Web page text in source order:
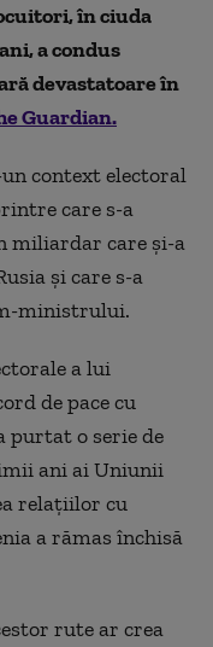
în ciuda
a condus
devastatoare în
Guardian.
context electoral
care s-a
miliardar care și-a
și care s-a
ministrului.
a lui
de pace cu
purtat o serie de
ani ai Uniunii
relațiilor cu
a rămas închisă
rute ar crea